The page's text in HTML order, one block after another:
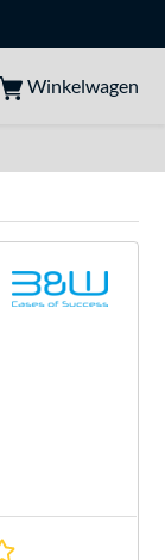
Winkelwagen
0.0 sterren